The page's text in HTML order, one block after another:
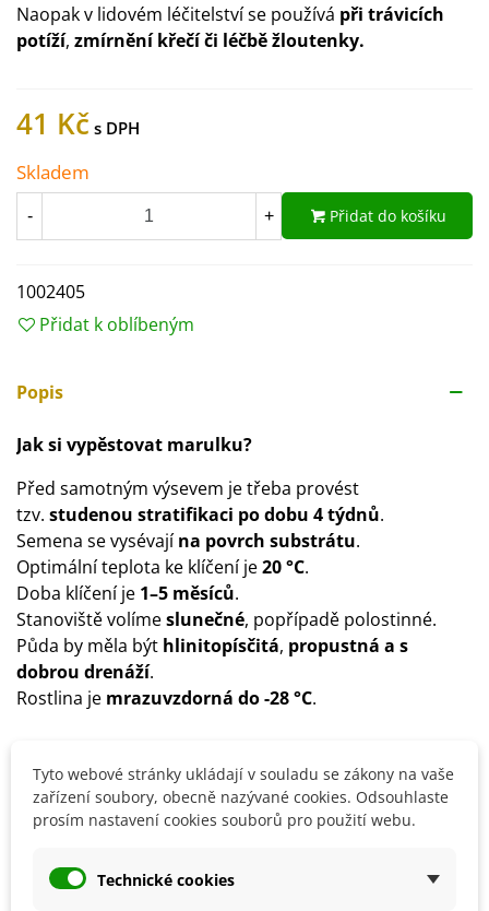
Naopak v lidovém léčitelství se používá při trávicích
potíží, zmírnění křečí či léčbě žloutenky.
41 Kč
Skladem
- + Přidat do košíku
1002405
Přidat k oblíbeným
Popis
Jak si vypěstovat marulku?
Před samotným výsevem je třeba provést
tzv. studenou stratifikaci po dobu 4 týdnů.
Semena se vysévajína povrch substrátu.
Optimální teplota ke klíčení je20 °C.
Doba klíčení je 1–5 měsíců.
Stanoviště volímeslunečné, popřípadě polostinné.
Půda by měla být hlinitopísčitá, propustná a s
dobrou drenáží.
Rostlina je mrazuvzdorná do -28 °C.
Detaily produktu
Tyto webové stránky ukládají v souladu se zákony na vaše
zařízení soubory, obecně nazývané cookies. Odsouhlaste
prosím nastavení cookies souborů pro použití webu.
Technické cookies